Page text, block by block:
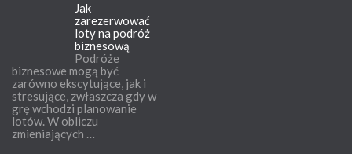
Jak
zarezerwować
loty na podróż
biznesową
Podróże
biznesowe mogą być
zarówno ekscytujące, jak i
stresujące, zwłaszcza gdy w
grę wchodzi planowanie
lotów. W obliczu
zmieniających …